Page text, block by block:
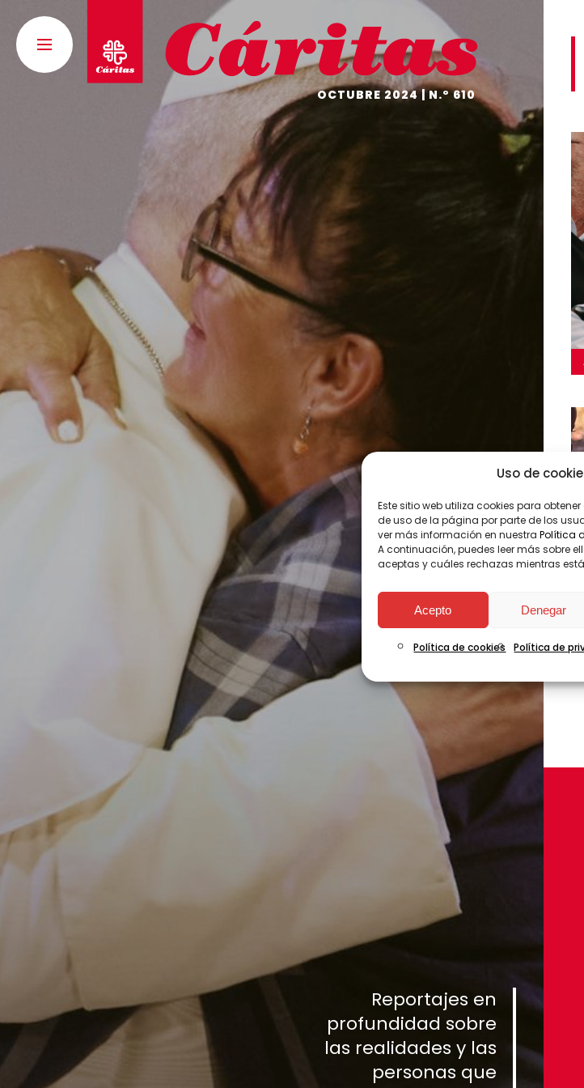
Uso de
Este sitio web utiliza cookies para
de uso de la página por parte de los
ver más información en nuestra Política
A continuación, puedes leer más sobre
aceptas y cuáles rechazas mientras
Acepto Denegar
Política de cookies Política de
OCTUBRE 2024 | N.º 610
A
Reportajes en
profundidad sobre
las realidades y las
personas que